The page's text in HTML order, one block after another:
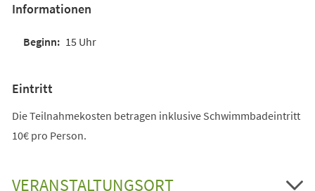
Informationen
15 Uhr
Eintritt
Die Teilnahmekosten betragen inklusive Schwimmbadeintritt
10€ pro Person.
VERANSTALTUNGSORT